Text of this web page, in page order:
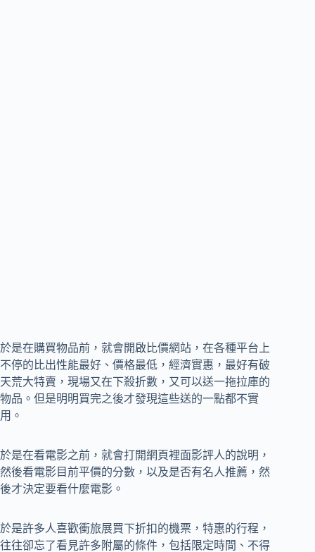
於是在購買物品前，就會開啟比價網站，在各種平台上
不停的比出性能最好、價格最低，經濟實惠，最好有破
天荒大特賣，現場又在下殺折數，又可以送一拖拉庫的
物品。但是明明買完之後才發現這些送的一點都不實
用。
於是在看電影之前，就會打開網頁裡面影評人的說明，
然後看電影目前平價的分數，以及是否有名人推薦，然
後才決定要看什麼電影。
於是許多人喜歡衝旅展買下折扣的機票，特惠的行程，
往往卻忘了看見許多附屬的條件，包括限定時間、不得